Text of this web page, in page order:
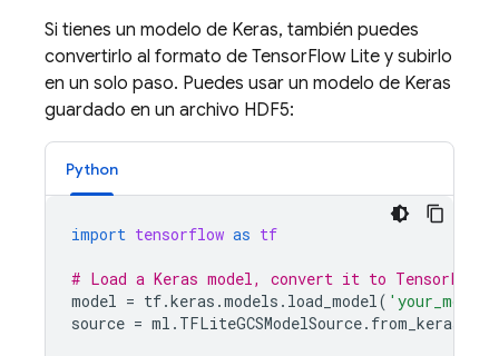
Si tienes un modelo de Keras, también puedes
convertirlo al formato de TensorFlow Lite y subirlo
en un solo paso. Puedes usar un modelo de Keras
guardado en un archivo HDF5:
Python
import tensorflow as tf
# Load a Keras model, convert it to
model = tf.keras .models . load_model(
source = ml . TFLiteGCSModelSource.